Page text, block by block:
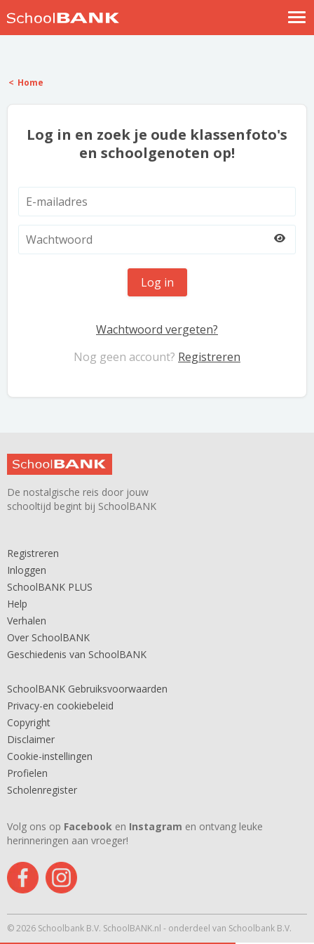
Help
Home
Log in en zoek je oude klassenfoto's
en schoolgenoten op!
Log in
Wachtwoord vergeten?
Nog geen account? Registreren
De nostalgische reis door jouw
schooltijd begint bij SchoolBANK
Registreren
Inloggen
SchoolBANK PLUS
Help
Verhalen
Over SchoolBANK
Geschiedenis van SchoolBANK
SchoolBANK Gebruiksvoorwaarden
Privacy-en cookiebeleid
Copyright
Disclaimer
Cookie-instellingen
Profielen
Scholenregister
Volg ons op Facebook en Instagram en ontvang leuke
herinneringen aan vroeger!
© 2026 Schoolbank B.V. SchoolBANK.nl - onderdeel van Schoolbank B.V.